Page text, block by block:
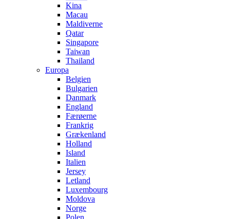
Kina
Macau
Maldiverne
Qatar
Singapore
Taiwan
Thailand
Europa
Belgien
Bulgarien
Danmark
England
Færøerne
Frankrig
Grækenland
Holland
Island
Italien
Jersey
Letland
Luxembourg
Moldova
Norge
Polen